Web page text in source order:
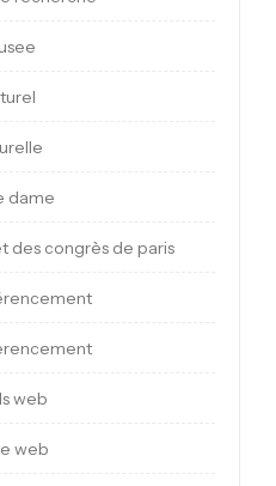
dame
des congrès de paris
web
web